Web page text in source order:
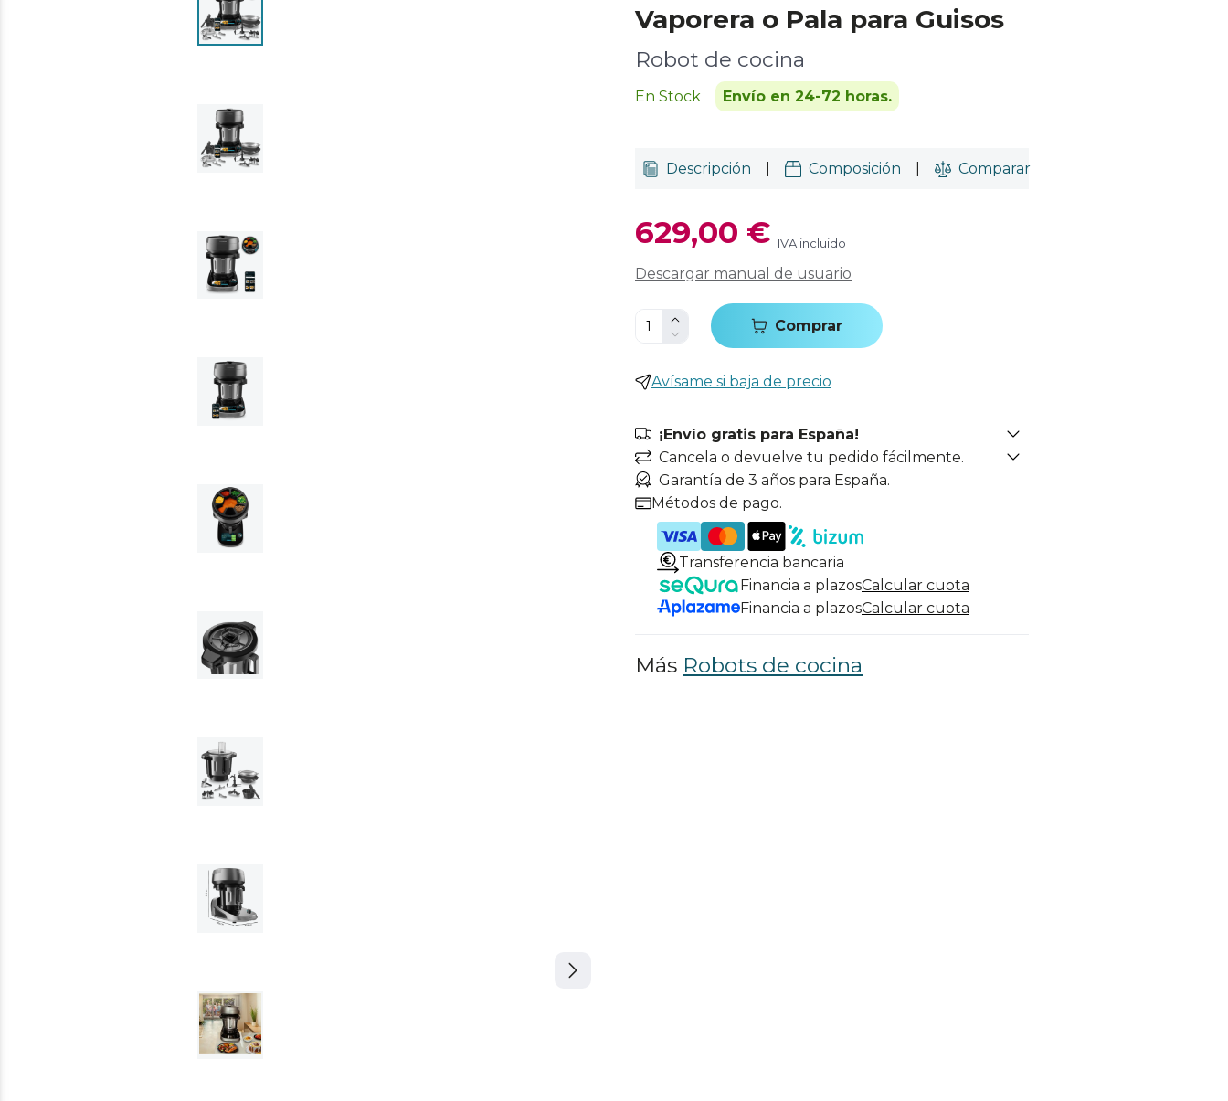
Vaporera o Pala para Guisos
Robot de cocina
En Stock Envío en 24-72 horas.
Descripción Composición Comparar
629,00 € IVA incluido
Descargar manual de usuario
Comprar
Avísame si baja de precio
¡Envío gratis para España!
Cancela o devuelve tu pedido fácilmente.
Garantía de 3 años para España.
Métodos de pago.
Transferencia bancaria
Financia a plazosCalcular cuota
Financia a plazosCalcular cuota
Más Robots de cocina